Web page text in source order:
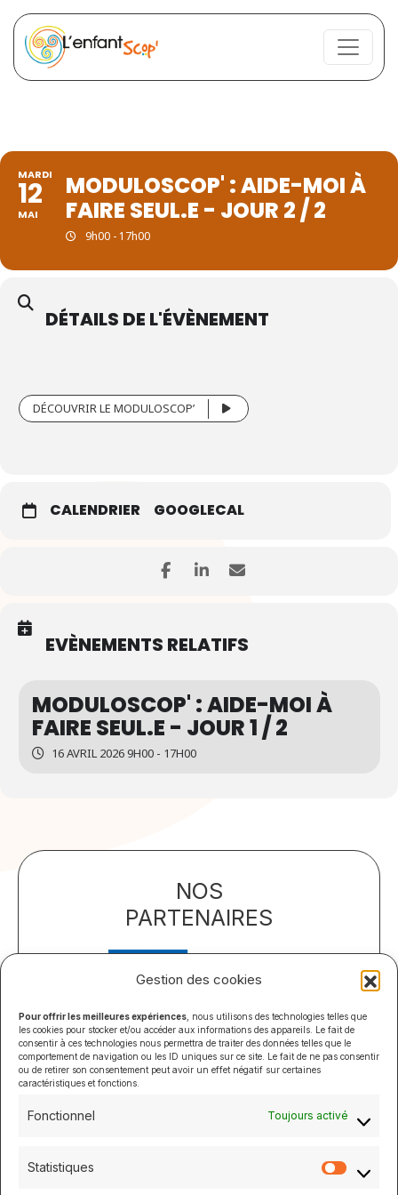
Gestion des cookies
Pour offrir les meilleures expériences , nous utilisons des technologies telles que
les cookies pour stocker et/ou accéder aux informations des appareils. Le fait de
consentir à ces technologies nous permettra de traiter des données telles que le
comportement de navigation ou les ID uniques sur ce site. Le fait de ne pas consentir
ou de retirer son consentement peut avoir un effet négatif sur certaines
caractéristiques et fonctions.
Fonctionnel Toujours activé
Statistiques
MARDI
12
MAI
MODULOSCOP' : AIDE-MOI À
FAIRE SEUL.E - JOUR 2 / 2
9h00 - 17h00
DÉTAILS DE L'ÉVÈNEMENT
DÉCOUVRIR LE MODULOSCOP’
CALENDRIER GOOGLECAL
EVÈNEMENTS RELATIFS
MODULOSCOP' : AIDE-MOI À
FAIRE SEUL.E - JOUR 1 / 2
16 AVRIL 2026 9H00 - 17H00
NOS
PARTENAIRES